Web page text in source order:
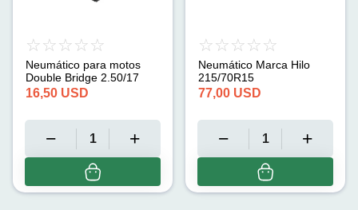
Neumático para motos
Double Bridge 2.50/17
16,50 USD
Neumático Marca Hilo
215/70R15
77,00 USD